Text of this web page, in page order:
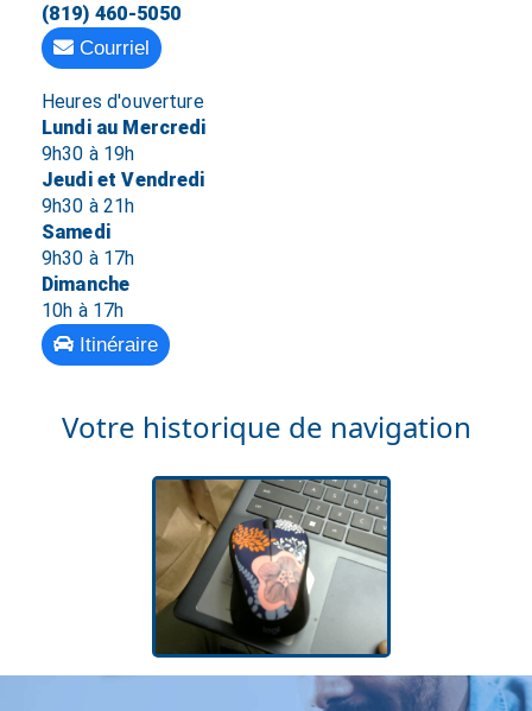
(819) 460-5050
Courriel
Heures d'ouverture
Lundi au Mercredi
9h30 à 19h
Jeudi et Vendredi
9h30 à 21h
Samedi
9h30 à 17h
Dimanche
10h à 17h
Itinéraire
Votre historique de navigation